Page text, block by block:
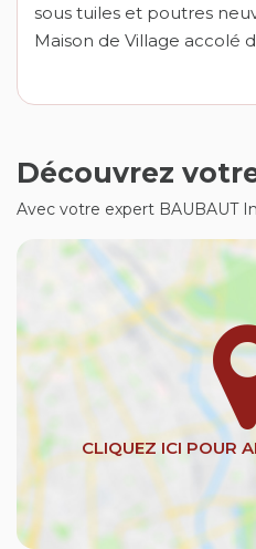
sous tuiles et poutres
Maison de Village accolé
Découvrez
Avec votre expert BAUBAUT